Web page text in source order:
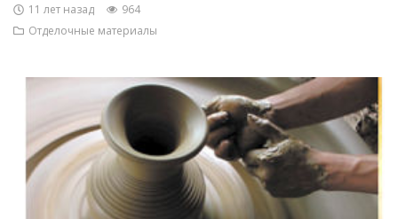
11 лет назад
964
Отделочные материалы